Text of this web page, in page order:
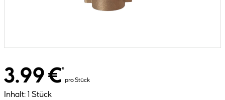
3.99 €*
pro Stück
Inhalt: 1 Stück